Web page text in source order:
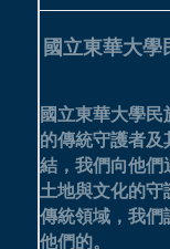
國立東華大
國立東華大學
的傳統守護者及
結，我們向他們
土地與文化的守
傳統領域，我們
他們的。